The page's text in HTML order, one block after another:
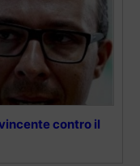
contro il